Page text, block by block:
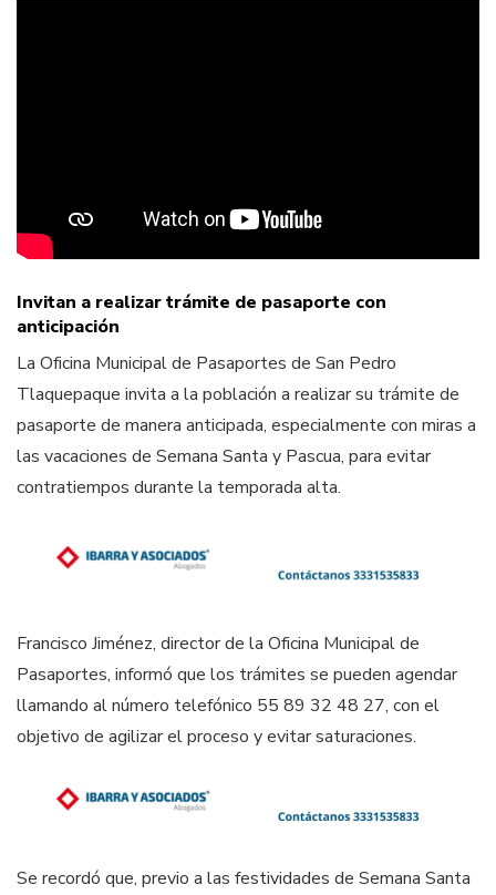
Invitan a realizar trámite de pasaporte con
anticipación
La Oficina Municipal de Pasaportes de San Pedro
Tlaquepaque invita a la población a realizar su trámite de
pasaporte de manera anticipada, especialmente con miras a
las vacaciones de Semana Santa y Pascua, para evitar
contratiempos durante la temporada alta.
Francisco Jiménez, director de la Oficina Municipal de
Pasaportes, informó que los trámites se pueden agendar
llamando al número telefónico 55 89 32 48 27, con el
objetivo de agilizar el proceso y evitar saturaciones.
Se recordó que, previo a las festividades de Semana Santa